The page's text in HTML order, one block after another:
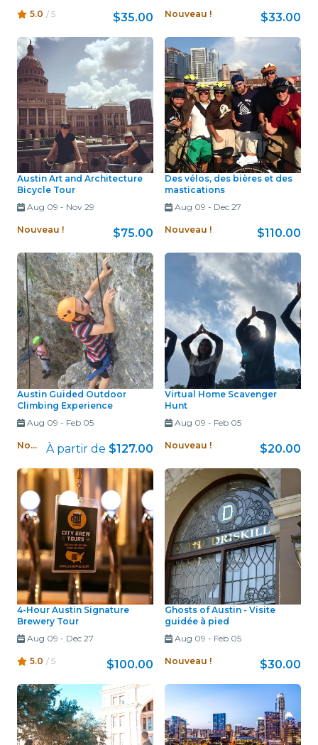
5.0 / 5 $35.00 Nouveau ! $33.00
Austin Art and Architecture
Bicycle Tour
Aug 09 - Nov 29
Nouveau ! $75.00
Des vélos, des bières et des
mastications
Aug 09 - Dec 27
Nouveau ! $110.00
Austin Guided Outdoor
Climbing Experience
Aug 09 - Feb 05
Nouveau ! À partir de $127.00
Virtual Home Scavenger
Hunt
Aug 09 - Feb 05
Nouveau ! $20.00
4-Hour Austin Signature
Brewery Tour
Aug 09 - Dec 27
5.0 / 5 $100.00
Ghosts of Austin - Visite
guidée à pied
Aug 09 - Feb 05
Nouveau ! $30.00